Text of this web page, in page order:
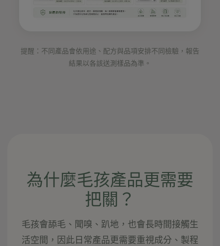
提醒：不同產品會依用途、配方與品項安排不同檢驗，報告
結果以各該送測樣品為準。
為什麼毛孩產品更需要
把關？
毛孩會舔毛、聞嗅、趴地，也會長時間接觸生
活空間，因此日常產品更需要重視成分、製程